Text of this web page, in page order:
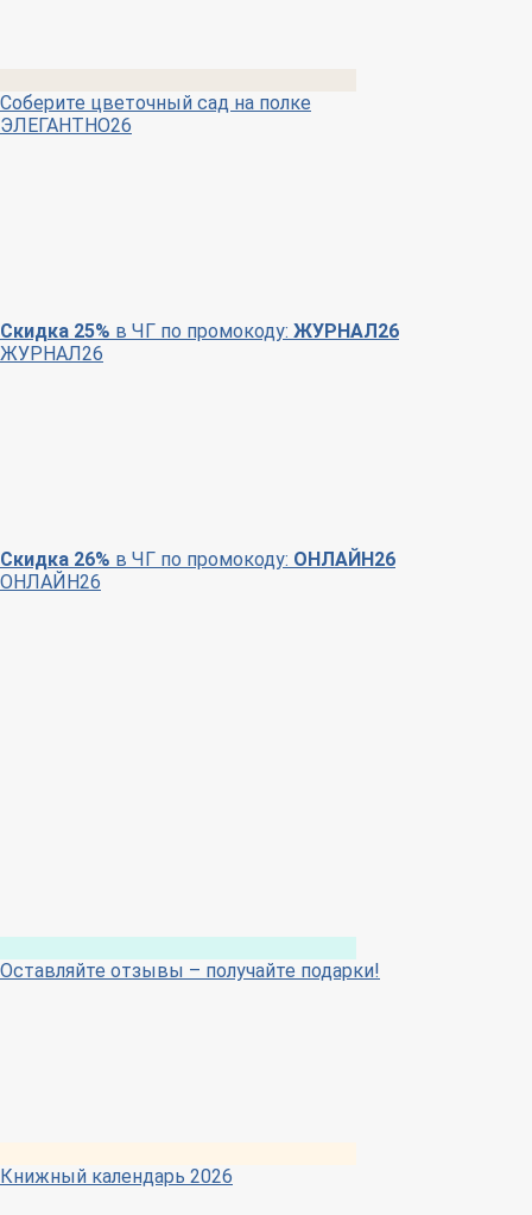
Соберите цветочный сад на полке
ЭЛЕГАНТНО26
Скидка 25% в ЧГ по промокоду: ЖУРНАЛ26
ЖУРНАЛ26
Скидка 26% в ЧГ по промокоду: ОНЛАЙН26
ОНЛАЙН26
Оставляйте отзывы – получайте подарки!
Книжный календарь 2026